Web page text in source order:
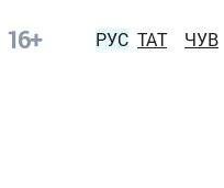
16+ РУС ТАТ ЧУВ